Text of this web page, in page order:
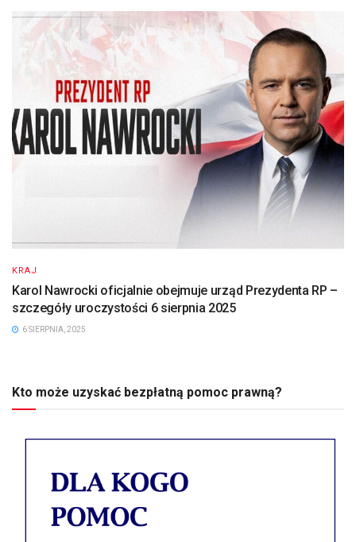
KRAJ
Karol Nawrocki oficjalnie obejmuje urząd Prezydenta RP –
szczegóły uroczystości 6 sierpnia 2025
6 SIERPNIA, 2025
Kto może uzyskać bezpłatną pomoc prawną?